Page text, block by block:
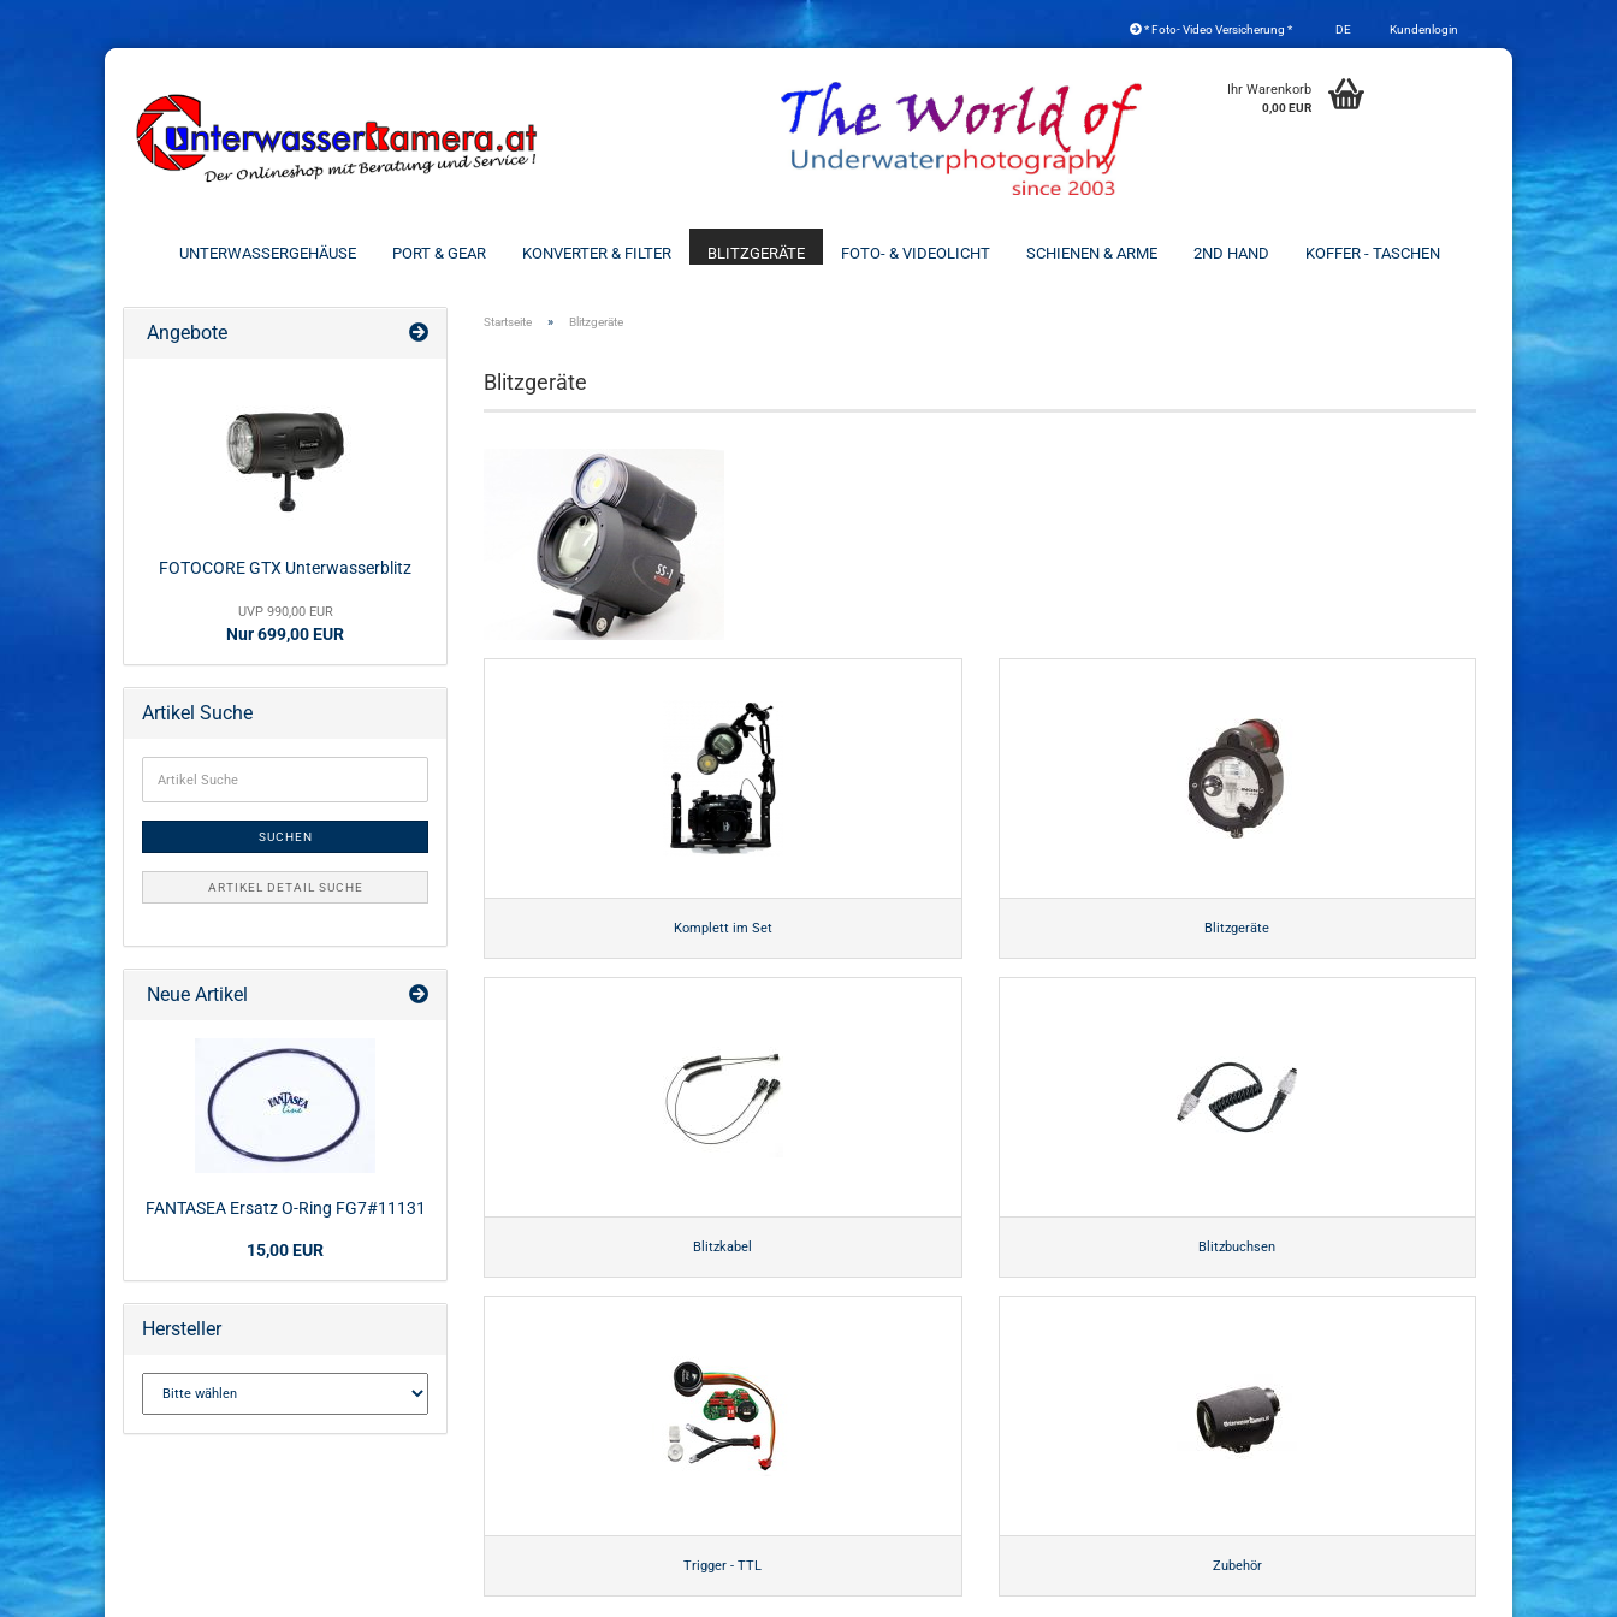
* Foto- Video Versicherung * DE
Sprache auswählen
Kundenlogin
Ihr Warenkorb
0,00 EUR
UNTERWASSERGEHÄUSE PORT & GEAR KONVERTER & FILTER BLITZGERÄTE FOTO- & VIDEOLICHT SCHIENEN & ARME 2ND HAND KOFFER - TASCHEN
Startseite » Blitzgeräte
Blitzgeräte
Komplett im Set Blitzgeräte
Blitzkabel Blitzbuchsen
Trigger - TTL Zubehör
Angebote
FOTOCORE GTX Unterwasserblitz
UVP 990,00 EUR
Nur 699,00 EUR
Artikel Suche
SUCHEN
ARTIKEL DETAIL SUCHE
Neue Artikel
FANTASEA Ersatz O-Ring FG7#11131
15,00 EUR
Hersteller